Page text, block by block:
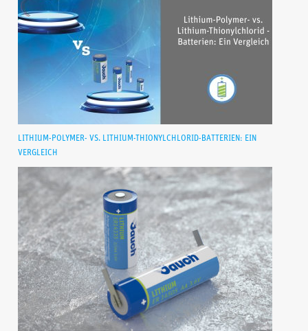
LITHIUM-POLYMER- VS. LITHIUM-THIONYLCHLORID-BATTERIEN: EIN
VERGLEICH